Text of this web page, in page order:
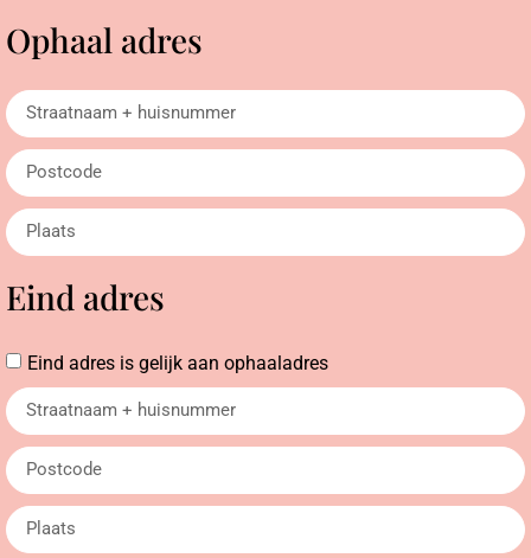
Ophaal adres
Eind adres
Eind adres is gelijk aan ophaaladres